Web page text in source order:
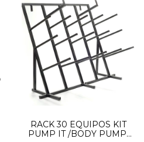
RACK 30 EQUIPOS KIT
PUMP IT /BODY PUMP/